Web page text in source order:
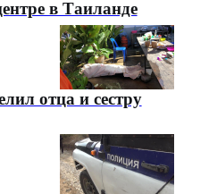
в Таиланде
отца и сестру